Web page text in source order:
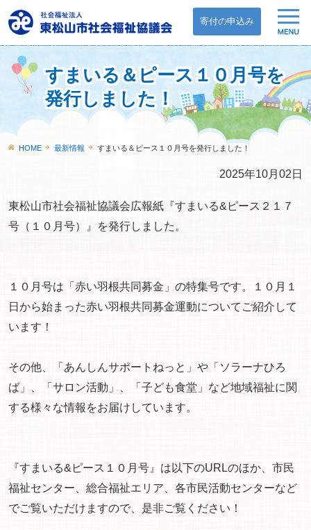
寄付の申込み
すまいる＆ピース１０月号を
発行しました！
HOME 最新情報 すまいる＆ピース１０月号を発行しました！
2025年10月02日
東松山市社会福祉協議会広報紙『すまいる&ピース２１７
号（１０月号）』を発行しました。
１０月号は「赤い羽根共同募金」の特集号です。１０月１
日から始まった赤い羽根共同募金運動についてご紹介して
います！
その他、「あんしんサポートねっと」や「ソラーナひろ
ば」、「サロン活動」、「子ども食堂」など地域福祉に関
する様々な情報をお届けしています。
『すまいる&ピース１０月号』は以下のURLのほか、市民
福祉センター、総合福祉エリア、各市民活動センターなど
でご覧いただけますので、是非ご覧ください！